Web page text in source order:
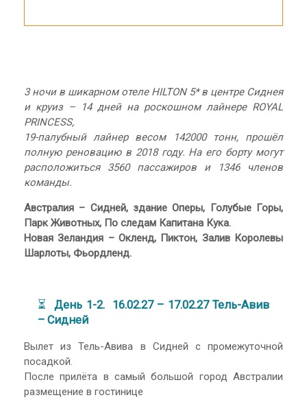
3 ночи в шикарном отеле HILTON 5* в центре Сиднея
и круиз – 14 дней на роскошном лайнере ROYAL
PRINCESS,
19-палубный лайнер весом 142000 тонн, прошёл
полную реновацию в 2018 году. На его борту могут
расположиться 3560 пассажиров и 1346 членов
команды.
Австралия – Сидней, здание Оперы, Голубые Горы,
Парк Животных, По следам Капитана Кука.
Новая Зеландия – Окленд, Пиктон, Залив Королевы
Шарлоты, Фьордленд.
⏳День 1-2. 16.02.27 – 17.02.27 Тель-Авив
– Сидней
Вылет из Тель-Авива в Сидней с промежуточной
посадкой.
После прилёта в самый большой город Австралии
размещение в гостинице